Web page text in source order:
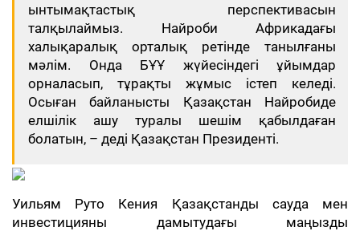
ынтымақтастық перспективасын
талқылаймыз. Найроби Африкадағы
халықаралық орталық ретінде танылғаны
мәлім. Онда БҰҰ жүйесіндегі ұйымдар
орналасып, тұрақты жұмыс істеп келеді.
Осыған байланысты Қазақстан Найробиде
елшілік ашу туралы шешім қабылдаған
болатын, – деді Қазақстан Президенті.
Уильям Руто Кения Қазақстанды сауда мен
инвестицияны дамытудағы маңызды